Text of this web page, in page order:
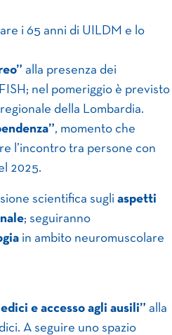
i 65 anni di UILDM e lo
alla presenza dei
nel pomeriggio è previsto
della Lombardia.
, momento che
l’incontro tra persone con
2025.
scientifica sugli aspetti
; seguiranno
in ambito neuromuscolare
e accesso agli ausili” alla
A seguire uno spazio